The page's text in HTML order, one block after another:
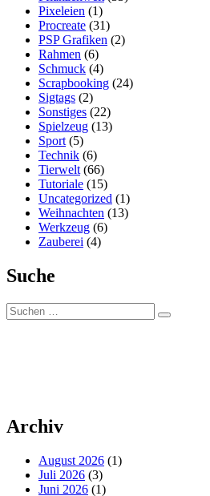
Pixeleien (1)
Procreate (31)
PSP Grafiken (2)
Rahmen (6)
Schmuck (4)
Scrapbooking (24)
Sigtags (2)
Sonstiges (22)
Spielzeug (13)
Sport(5)
Technik (6)
Tierwelt(66)
Tutoriale (15)
Uncategorized (1)
Weihnachten (13)
Werkzeug (6)
Zauberei (4)
Suche
Suchen
nach:
Suchen
Archiv
August 2026 (1)
Juli 2026 (3)
Juni 2026 (1)